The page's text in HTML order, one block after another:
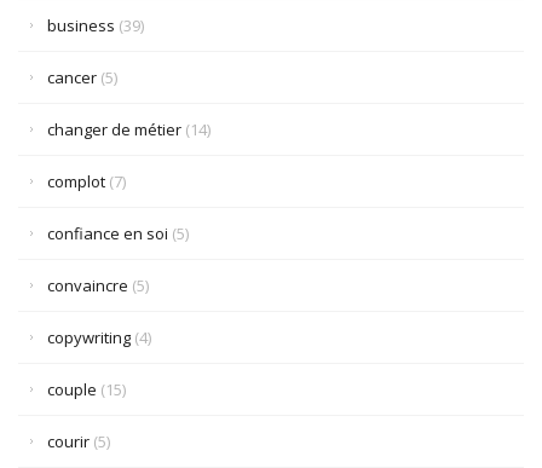
business (39)
cancer (5)
changer de métier (14)
complot (7)
confiance en soi (5)
convaincre (5)
copywriting (4)
couple (15)
courir (5)